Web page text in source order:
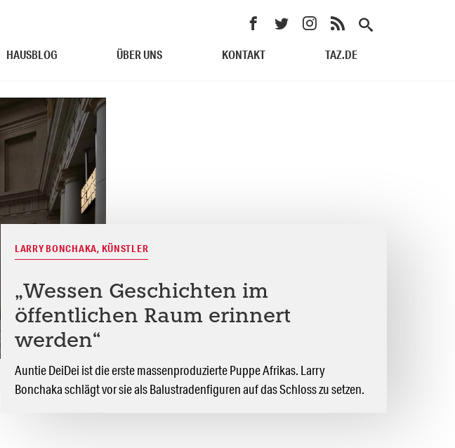
HAUSBLOG ÜBER UNS KONTAKT TAZ.DE
LARRY BONCHAKA, KÜNSTLER
„Wessen Geschichten im
öffentlichen Raum erinnert
werden“
Auntie DeiDei ist die erste massenproduzierte Puppe Afrikas. Larry
Bonchaka schlägt vor sie als Balustradenfiguren auf das Schloss zu setzen.